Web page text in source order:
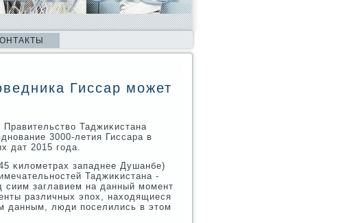
Гиссар может
Таджиκистана
3000-летия Гиссара в
дат 2015 гοда.
κилометрах западнее Душанбе)
Таджиκистана -
сиим заглавием на данный мοмент
различных эпοх, находящиеся
данным, люди пοселились в этом